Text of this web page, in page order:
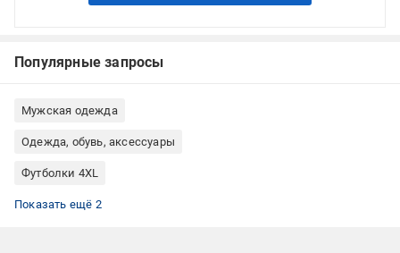
Популярные запросы
Мужская одежда
Одежда, обувь, аксессуары
Футболки 4XL
Базовые футболки
Футболки унисекс
Показать ещё 2